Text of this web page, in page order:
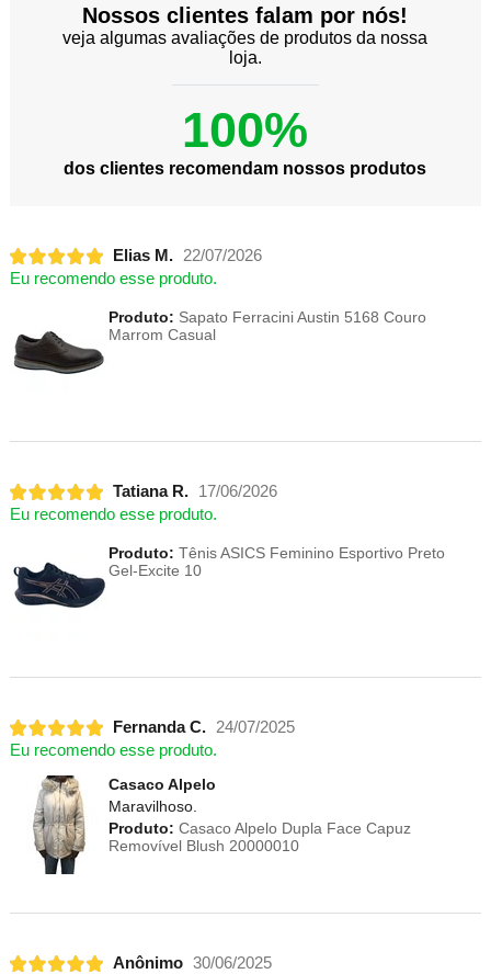
Nossos clientes falam por nós!
veja algumas avaliações de produtos da nossa
loja.
100%
dos clientes recomendam nossos produtos
Elias M.
22/07/2026
Eu recomendo esse produto.
Produto: Sapato Ferracini Austin 5168 Couro
Marrom Casual
Tatiana R.
17/06/2026
Eu recomendo esse produto.
Produto: Tênis ASICS Feminino Esportivo Preto
Gel-Excite 10
Fernanda C.
24/07/2025
Eu recomendo esse produto.
Casaco Alpelo
Maravilhoso.
Produto: Casaco Alpelo Dupla Face Capuz
Removível Blush 20000010
Anônimo 30/06/2025